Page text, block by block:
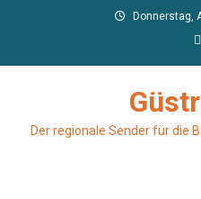
Donnerstag,
Der regionale Sender für die